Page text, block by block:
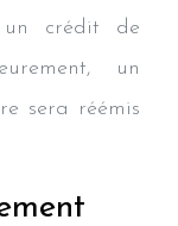
crédit de
un
sera réémis